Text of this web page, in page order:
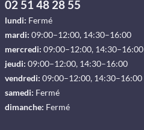
02 51 48 28 55
lundi: Fermé
mardi: 09:00–12:00, 14:30–16:00
mercredi: 09:00–12:00, 14:30–16:00
jeudi: 09:00–12:00, 14:30–16:00
vendredi: 09:00–12:00, 14:30–16:00
samedi: Fermé
dimanche: Fermé